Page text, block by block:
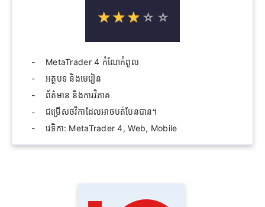
☆☆☆ ☆ ☆
★★★ ★ ★
MetaTrader 4 កំណែកំពូល
អត្ថបទ និងមេរៀន
ព័ត៌មាន និងការវិភាគ
ជម្រើសថវិកាដែលអាចបត់បែនបាន។
វេទិកា: MetaTrader 4, Web, Mobile